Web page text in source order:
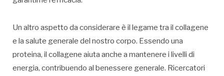
Un altro aspetto da considerare è il legame tra il collagene
e la salute generale del nostro corpo. Essendo una
proteina, il collagene aiuta anche a mantenere i livelli di
energia, contribuendo al benessere generale. Ricercatori